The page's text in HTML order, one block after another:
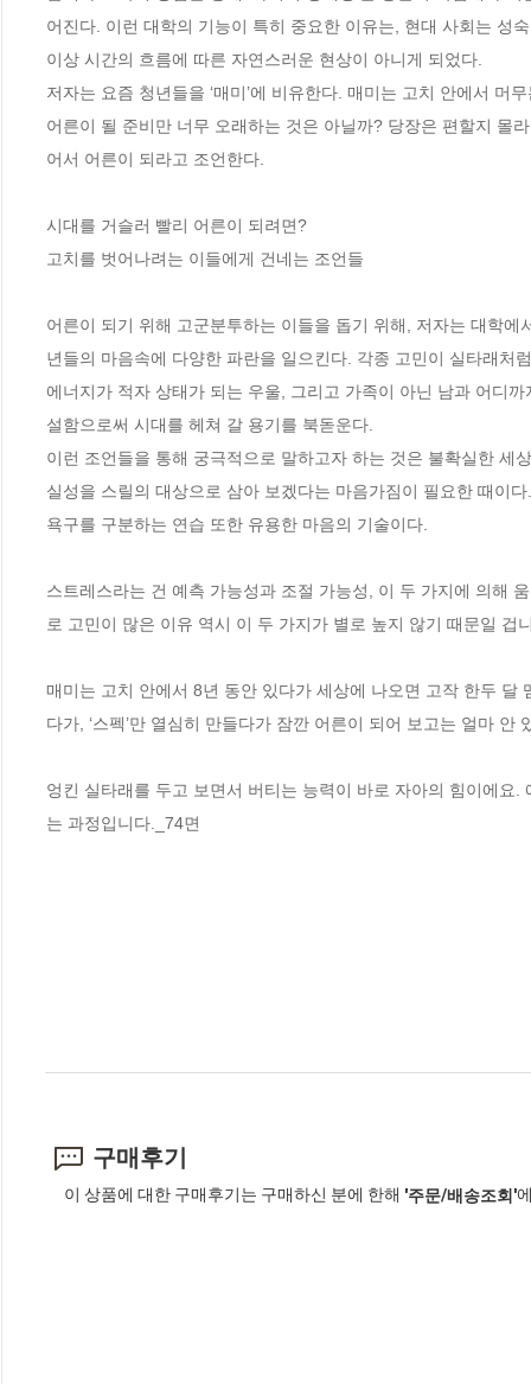
어진다. 이런 대학의 기능이 특히 중요한 이유는, 현대 사회는 성
이상 시간의 흐름에 따른 자연스러운 현상이 아니게 되었다.
저자는 요즘 청년들을 ‘매미’에 비유한다. 매미는 고치 안에서
어른이 될 준비만 너무 오래하는 것은 아닐까? 당장은 편할지 몰
어서 어른이 되라고 조언한다.
시대를 거슬러 빨리 어른이 되려면?
고치를 벗어나려는 이들에게 건네는 조언들
어른이 되기 위해 고군분투하는 이들을 돕기 위해, 저자는 대학
년들의 마음속에 다양한 파란을 일으킨다. 각종 고민이 실타래처
에너지가 적자 상태가 되는 우울, 그리고 가족이 아닌 남과 어디
설함으로써 시대를 헤쳐 갈 용기를 북돋운다.
이런 조언들을 통해 궁극적으로 말하고자 하는 것은 불확실한 세
실성을 스릴의 대상으로 삼아 보겠다는 마음가짐이 필요한 때이
욕구를 구분하는 연습 또한 유용한 마음의 기술이다.
스트레스라는 건 예측 가능성과 조절 가능성, 이 두 가지에 의해
로 고민이 많은 이유 역시 이 두 가지가 별로 높지 않기 때문일 겁
매미는 고치 안에서 8년 동안 있다가 세상에 나오면 고작 한두
다가, ‘스펙’만 열심히 만들다가 잠깐 어른이 되어 보고는 얼마 안
엉킨 실타래를 두고 보면서 버티는 능력이 바로 자아의 힘이에요
는 과정입니다._74면
구매후기
이 상품에 대한 구매후기는 구매하신 분에 한해 '주문/배송조회'